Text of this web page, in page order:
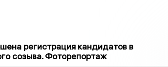
регистрация кандидатов в
созыва. Фоторепортаж